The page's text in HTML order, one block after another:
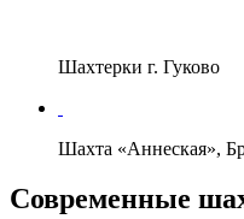
Шахтерки г. Гуково
Шахта «Аннеская»,
Современные